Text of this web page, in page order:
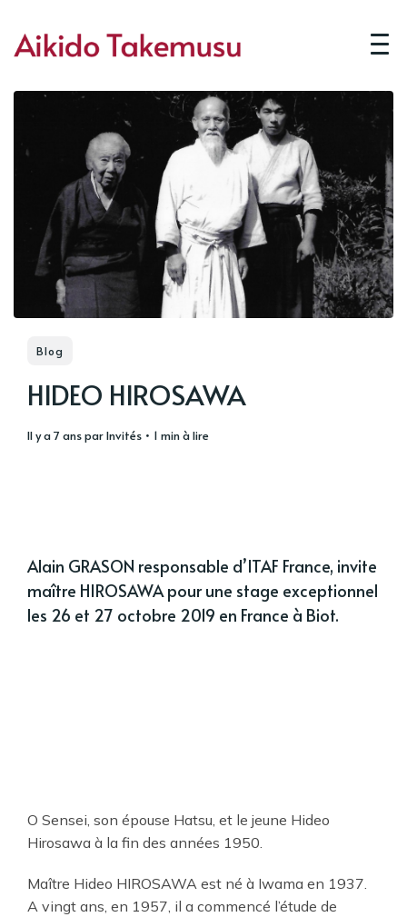
Blog
HIDEO HIROSAWA
il y a 7 ansparInvités • 1 min à lire
Alain GRASON responsable d’ITAF France, invite
maître HIROSAWA pour une stage exceptionnel
les 26 et 27 octobre 2019 en France à Biot.
O Sensei, son épouse Hatsu, et le jeune Hideo
Hirosawa à la fin des années 1950.
Maître Hideo HIROSAWA est né à Iwama en 1937.
A vingt ans, en 1957, il a commencé l’étude de